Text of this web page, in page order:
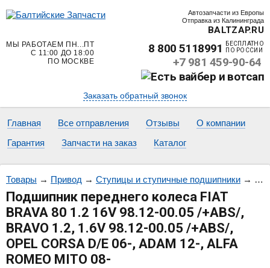
Автозапчасти из Европы
Отправка из Калининграда
BALTZAP.RU
МЫ РАБОТАЕМ ПН...ПТ
С 11:00 ДО 18:00
ПО МОСКВЕ
8 800 5118991
БЕСПЛАТНО
ПО РОССИИ
+7 981 459-90-64
Заказать обратный звонок
Главная Все отправления Отзывы
О компании
Гарантия
Запчасти на заказ Каталог
Товары → Привод → Ступицы и ступичные подшипники →
Подшипник переднего колеса FIAT
BRAVA 80 1.2 16V 98.12-00.05 /+ABS/,
BRAVO 1.2, 1.6V 98.12-00.05 /+ABS/,
OPEL CORSA D/E 06-, ADAM 12-, ALFA
ROMEO MITO 08-